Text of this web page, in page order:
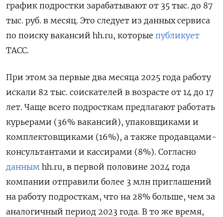
график подростки зарабатывают от 35 тыс. до 87
тыс. руб. в месяц. Это следует из данных сервиса
по поиску вакансий hh.ru, которые публикует
ТАСС.
При этом за первые два месяца 2025 года работу
искали 82 тыс. соискателей в возрасте от 14 до 17
лет. Чаще всего подросткам предлагают работать
курьерами (36% вакансий), упаковщиками и
комплектовщиками (16%), а также продавцами-
консультантами и кассирами (8%). Согласно
данным hh.ru, в первой половине 2024 года
компании отправили более 3 млн приглашений
на работу подросткам, что на 28% больше, чем за
аналогичный период 2023 года. В то же время,